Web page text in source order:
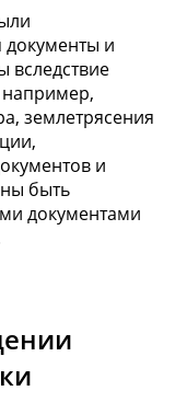
документы и
вследствие
например,
землетрясения
и
быть
документами